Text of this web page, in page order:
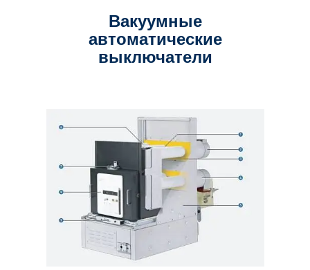
Вакуумные
автоматические
выключатели